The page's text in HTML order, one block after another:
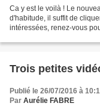
Ca y est le voilà ! Le
d'habitude, il suffit de
intéressées, renez-vous
Trois petites
Publié le 26/07/2016 à
Par Aurélie FABRE